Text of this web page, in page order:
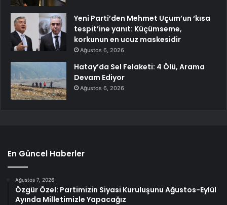
Yeni Parti’den Mehmet Uçum’un ‘kısa
tespit’ine yanıt: Küçümseme,
korkunun en ucuz maskesidir
Ağustos 6, 2026
Hatay’da Sel Felaketi: 4 Ölü, Arama
Devam Ediyor
Ağustos 6, 2026
En Güncel Haberler
Ağustos 7, 2026
Özgür Özel: Partimizin Siyasi Kuruluşunu Ağustos-Eylül
Ayında Milletimizle Yapacağız